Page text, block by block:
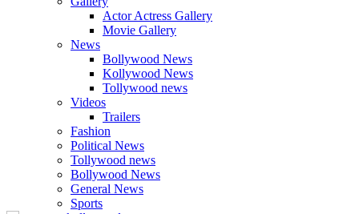
Actor Actress Gallery
Movie Gallery
News
Bollywood News
Kollywood News
Tollywood news
Videos
Trailers
Fashion
Political News
Tollywood news
Bollywood News
General News
Sports